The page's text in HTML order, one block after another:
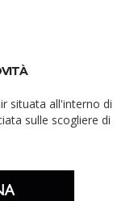
situata all'interno di
sulle scogliere di